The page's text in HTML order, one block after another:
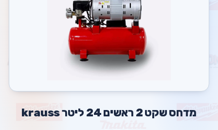
מדחס שקט 2 ראשים 24 ליטר krauss